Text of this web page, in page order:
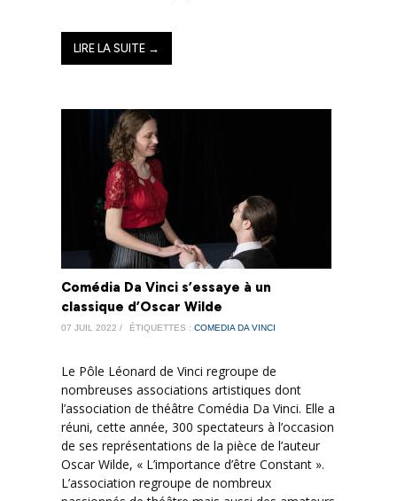
LIRE LA SUITE →
Comédia Da Vinci s’essaye à un
classique d’Oscar Wilde
07 JUIL 2022 / ÉTIQUETTES : COMEDIA DA VINCI
Le Pôle Léonard de Vinci regroupe de
nombreuses associations artistiques dont
l’association de théâtre Comédia Da Vinci. Elle a
réuni, cette année, 300 spectateurs à l’occasion
de ses représentations de la pièce de l’auteur
Oscar Wilde, « L’importance d’être Constant ».
L’association regroupe de nombreux